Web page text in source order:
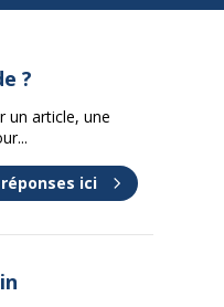
?
un article, une
ici